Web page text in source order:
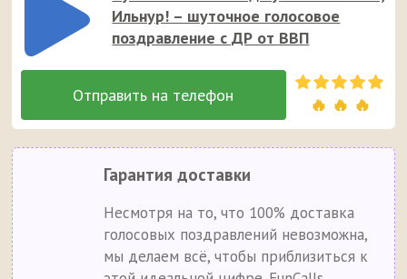
Ильнур! – шуточное голосовое
поздравление с ДР от ВВП
🔥 🔥 🔥
Гарантия доставки
Несмотря на то, что 100% доставка
голосовых поздравлений невозможна,
мы делаем всё, чтобы приблизиться к